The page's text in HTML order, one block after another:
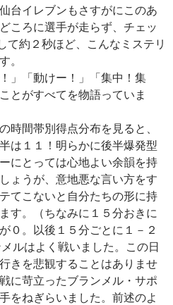
台イレブンもさすがにこのあ
ころに選手が走らず、チェッ
て約２秒ほど、こんなミステリ
。
」「動けー！」「集中！集
とがすべてを物語っていま
時間帯別得点分布を見ると、
は１１！明らかに後半爆発型
にとっては心地よい余韻を持
ょうが、意地悪な言い方をす
てこないと自分たちの形に持
す。（ちなみに１５分おきに
０。以後１５分ごとに１－２
ルはよく戦いました。この日
きを悲観することはありませ
に苛立ったブランメル・サポ
をねぎらいました。前述のよ